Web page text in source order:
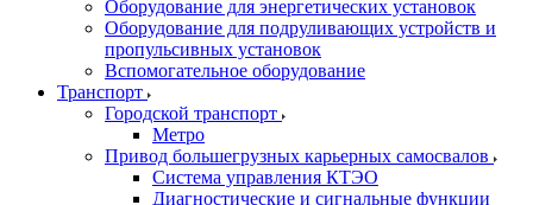
Оборудование для энергетических установок
Оборудование для подруливающих устройств и
пропульсивных установок
Вспомогательное оборудование
Транспорт
Городской транспорт
Метро
Привод большегрузных карьерных самосвалов
Система управления КТЭО
Диагностические и сигнальные функции